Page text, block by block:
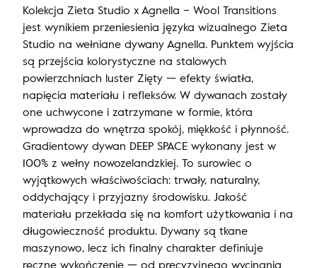
Kolekcja Zieta Studio x Agnella – Wool Transitions
jest wynikiem przeniesienia języka wizualnego Zieta
Studio na wełniane dywany Agnella. Punktem wyjścia
są przejścia kolorystyczne na stalowych
powierzchniach luster Zięty — efekty światła,
napięcia materiału i refleksów. W dywanach zostały
one uchwycone i zatrzymane w formie, która
wprowadza do wnętrza spokój, miękkość i płynność.
Gradientowy dywan DEEP SPACE wykonany jest w
100% z wełny nowozelandzkiej. To surowiec o
wyjątkowych właściwościach: trwały, naturalny,
oddychający i przyjazny środowisku. Jakość
materiału przekłada się na komfort użytkowania i na
długowieczność produktu. Dywany są tkane
maszynowo, lecz ich finalny charakter definiuje
ręczne wykończenie — od precyzyjnego wycinania